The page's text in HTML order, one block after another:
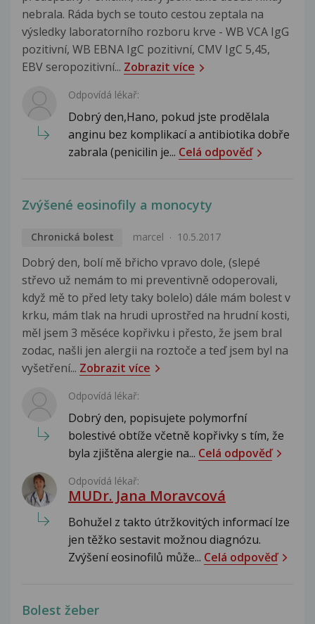
nebrala. Ráda bych se touto cestou zeptala na
výsledky laboratorního rozboru krve - WB VCA IgG
pozitivní, WB EBNA IgC pozitivní, CMV IgC 5,45,
EBV seropozitivní... Zobrazit více
Odpovídá lékař:
Dobrý den,Hano, pokud jste prodělala
anginu bez komplikací a antibiotika dobře
zabrala (penicilin je... Celá odpověď
Zvýšené eosinofily a monocyty
Chronická bolest marcel 10.5.2017
Dobrý den, bolí mě břicho vpravo dole, (slepé
střevo už nemám to mi preventivně odoperovali,
když mě to před lety taky bolelo) dále mám bolest v
krku, mám tlak na hrudi uprostřed na hrudní kosti,
měl jsem 3 měséce kopřivku i přesto, že jsem bral
zodac, našli jen alergii na roztoče a teď jsem byl na
vyšetření... Zobrazit více
Odpovídá lékař:
Dobrý den, popisujete polymorfní
bolestivé obtíže včetně kopřivky s tím, že
byla zjištěna alergie na... Celá odpověď
Odpovídá lékař:
MUDr. Jana Moravcová
Bohužel z takto útržkovitých informací lze
jen těžko sestavit možnou diagnózu.
Zvýšení eosinofilů může... Celá odpověď
Bolest žeber